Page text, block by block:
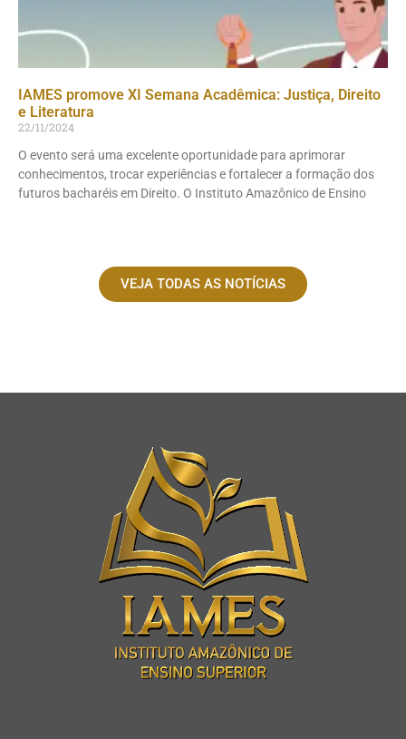
IAMES promove XI Semana Acadêmica: Justiça, Direito
e Literatura
22/11/2024
O evento será uma excelente oportunidade para aprimorar
conhecimentos, trocar experiências e fortalecer a formação dos
futuros bacharéis em Direito. O Instituto Amazônico de Ensino
VEJA TODAS AS NOTÍCIAS